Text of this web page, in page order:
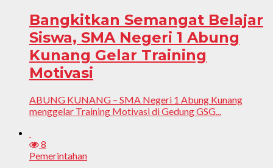
Bangkitkan Semangat Belajar
Siswa, SMA Negeri 1 Abung
Kunang Gelar Training
Motivasi
ABUNG KUNANG – SMA Negeri 1 Abung Kunang
menggelar Training Motivasi di Gedung GSG...
8
Pemerintahan